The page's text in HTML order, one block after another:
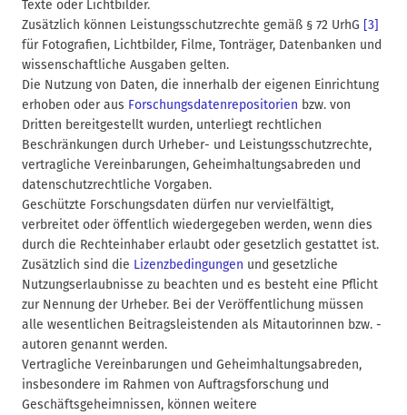
Texte oder Lichtbilder.
Zusätzlich können Leistungsschutzrechte gemäß § 72 UrhG [3]
für Fotografien, Lichtbilder, Filme, Tonträger, Datenbanken und
wissenschaftliche Ausgaben gelten.
Die Nutzung von Daten, die innerhalb der eigenen Einrichtung
erhoben oder aus Forschungsdatenrepositorien bzw. von
Dritten bereitgestellt wurden, unterliegt rechtlichen
Beschränkungen durch Urheber- und Leistungsschutzrechte,
vertragliche Vereinbarungen, Geheimhaltungsabreden und
datenschutzrechtliche Vorgaben.
Geschützte Forschungsdaten dürfen nur vervielfältigt,
verbreitet oder öffentlich wiedergegeben werden, wenn dies
durch die Rechteinhaber erlaubt oder gesetzlich gestattet ist.
Zusätzlich sind die Lizenzbedingungen und gesetzliche
Nutzungserlaubnisse zu beachten und es besteht eine Pflicht
zur Nennung der Urheber. Bei der Veröffentlichung müssen
alle wesentlichen Beitragsleistenden als Mitautorinnen bzw. -
autoren genannt werden.
Vertragliche Vereinbarungen und Geheimhaltungsabreden,
insbesondere im Rahmen von Auftragsforschung und
Geschäftsgeheimnissen, können weitere